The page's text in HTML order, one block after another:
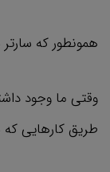
همونطور که
وقتی ما وجود
طریق کارهایی